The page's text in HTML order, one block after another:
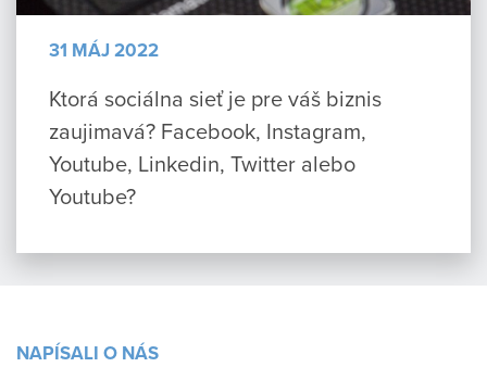
31 MÁJ 2022
Ktorá sociálna sieť je pre váš biznis
zaujimavá? Facebook, Instagram,
Youtube, Linkedin, Twitter alebo
Youtube?
NAPÍSALI O NÁS